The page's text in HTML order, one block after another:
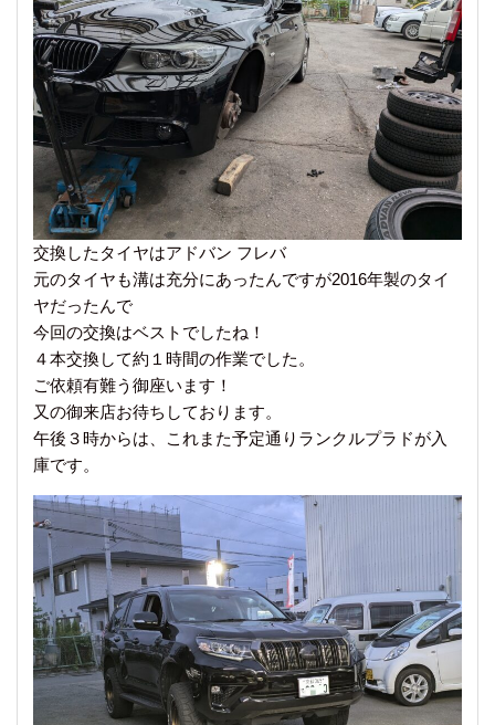
交換したタイヤはアドバン フレバ
元のタイヤも溝は充分にあったんですが2016年製のタイ
ヤだったんで
今回の交換はベストでしたね！
４本交換して約１時間の作業でした。
ご依頼有難う御座います！
又の御来店お待ちしております。
午後３時からは、これまた予定通りランクルプラドが入
庫です。